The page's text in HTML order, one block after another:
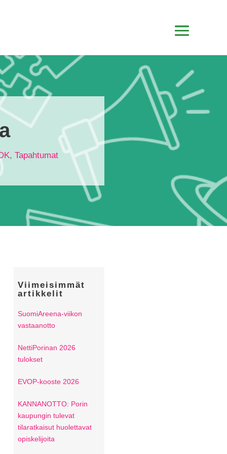
, Tapahtumat
Viimeisimmät
artikkelit
SuomiAreena-viikon
vastaanotto
NettiPorinan 2026
tulokset
EVOP-kooste 2026
KANNANOTTO: Porin
kaupungin tulevat
tilaratkaisut huolettavat
opiskelijoita